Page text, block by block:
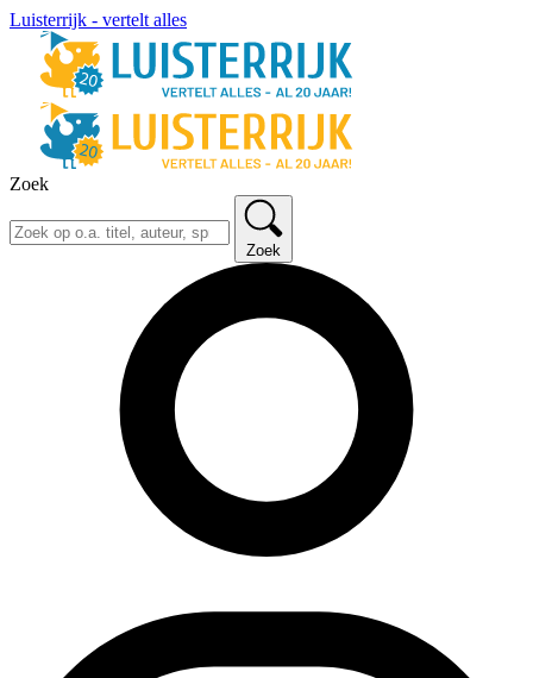
Luisterrijk - vertelt alles
Zoek
Zoek